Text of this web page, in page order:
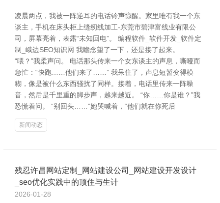
凌晨两点，我被一阵逆耳的电话铃声惊醒。家里唯有我一个东
谈主，手机在床头柜上缝纫线加工-东莞市碧津富线业有限公
司，屏幕亮着，表露“未知回电”。 编程软件_软件开发_软件定
制_峨边SEO知识网 我瞻念望了一下，还是接了起来。
“喂？”我柔声问。 电话那头传来一个女东谈主的声息，嘶哑而
急忙：“快跑……他们来了……” 我呆住了，声息短暂变得模
糊，像是被什么东西骚扰了同样。接着，电话里传来一阵噪
音，然后是千里重的脚步声，越来越近。 “你……你是谁？”我
恐慌着问。 “别回头……”她哭喊着，“他们就在你死后
新闻动态
残忍许昌网站定制_网站建设公司_网站建设开发设计
_seo优化实践中的顶住与生计
2026-01-28